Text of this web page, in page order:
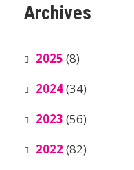
Archives
2025 (8)
2024(34)
2023 (56)
2022 (82)